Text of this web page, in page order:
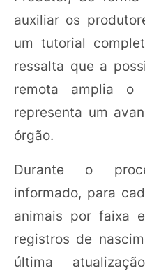
auxiliar os
um tutorial
ressalta que a
remota amplia
representa um
órgão.
Durante o
informado, para
animais por faixa
registros de
última